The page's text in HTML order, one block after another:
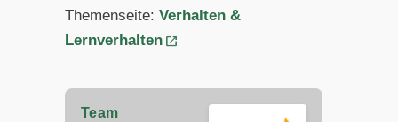
Themenseite: Verhalten &
Lernverhalten
Team